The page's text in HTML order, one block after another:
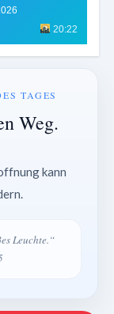
20:22
TAGES
Weg.
kann
Leuchte.“